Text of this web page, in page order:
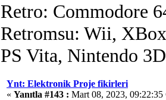
Retro: Commodore
Retromsu: Wii,
PS Vita, Nintendo
Ynt: Elektronik Proje fikirleri
« Yanıtla #143 : Mart 08, 2023, 09:22:35